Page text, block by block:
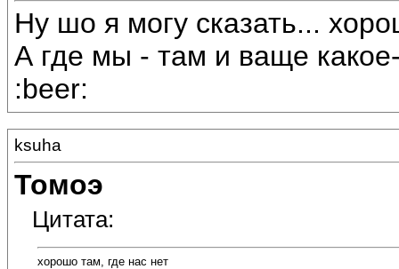
Ну шо я могу сказать...
А где мы - там и ваще
:beer:
ksuha
Томоэ
Цитата:
хорошо там, где нас нет